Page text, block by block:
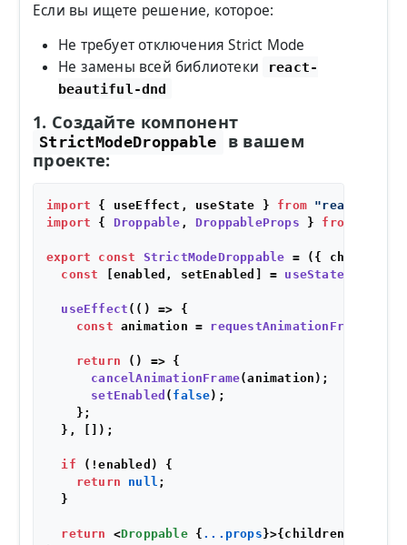
Если вы ищете решение, которое:
Не требует отключения Strict Mode
Не замены всей библиотеки
react-
beautiful-dnd
1. Создайте компонент
StrictModeDroppable
в вашем
проекте:
import { useEffect, useState } from "react"
import { Droppable , DroppableProps } from
export const StrictModeDroppable = ( { children,
const [enabled, setEnabled] = useState
useEffect ( () => {
const animation = requestAnimationFrame
return () => {
cancelAnimationFrame(animation);
setEnabled ( false);
    };
  }, []);
if (!enabled) {
return
null ;
  }
return <Droppable { ...props }>{children}